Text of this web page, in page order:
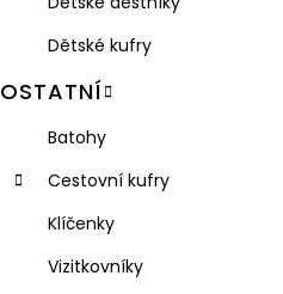
Dětské kufry
OSTATNÍ
Batohy
Cestovní kufry
Klíčenky
Vizitkovníky